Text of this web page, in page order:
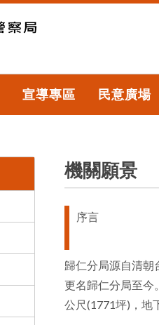
宣導專區 民意廣場
機關願景
序言
歸仁分局源自清朝
更名歸仁分局至今
公尺(1771坪)，地